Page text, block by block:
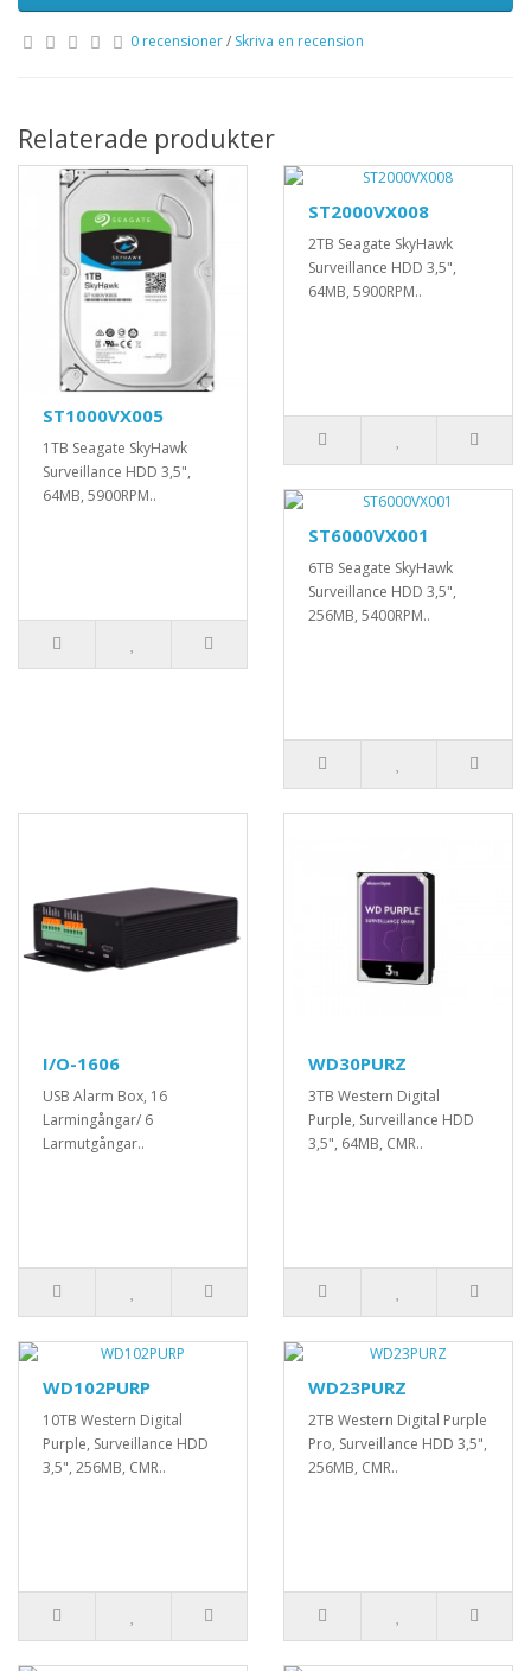
0 recensioner/ Skriva en recension
Relaterade produkter
ST1000VX005
1TB Seagate SkyHawk
Surveillance HDD 3,5",
64MB, 5900RPM..
ST2000VX008
2TB Seagate SkyHawk
Surveillance HDD 3,5",
64MB, 5900RPM..
ST6000VX001
6TB Seagate SkyHawk
Surveillance HDD 3,5",
256MB, 5400RPM..
I/O-1606
USB Alarm Box, 16
Larmingångar/ 6
Larmutgångar..
WD30PURZ
3TB Western Digital
Purple, Surveillance HDD
3,5", 64MB, CMR..
WD102PURP
10TB Western Digital
Purple, Surveillance HDD
3,5", 256MB, CMR..
WD23PURZ
2TB Western Digital Purple
Pro, Surveillance HDD 3,5",
256MB, CMR..